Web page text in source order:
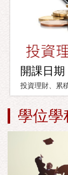
開課日
投資理財、累
學位學